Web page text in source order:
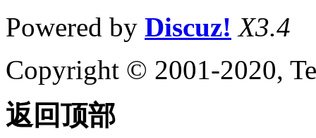
Powered by Discuz! X3.4
Copyright © 2001-2020,
返回顶部